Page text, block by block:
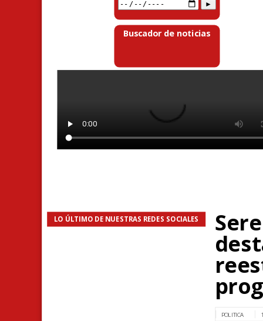
Buscador de noticias
LO ÚLTIMO DE NUESTRAS REDES SOCIALES
POLITICA